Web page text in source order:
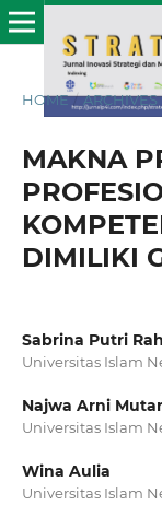
HOME / ARCHIVES
MAKNA
DIMILIKI
Sabrina Putri
Universitas Islam
Najwa Arni
Universitas Islam
Wina Aulia
Universitas Islam